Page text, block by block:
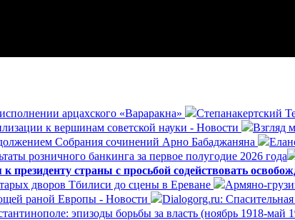
арцахского «Вараракна»
Степанакертский
к вершинам советской науки - Новости
Взгляд
Собрания сочинений Арно Бабаджаняна
розничного банкинга за первое полугодие 2026 года
страны с просьбой содействовать
дворов Тбилиси до сцены в Ереване Армяно-
раной Европы - Новости
Dialogorg.ru:
эпизоды борьбы за власть (ноябрь 1918-май